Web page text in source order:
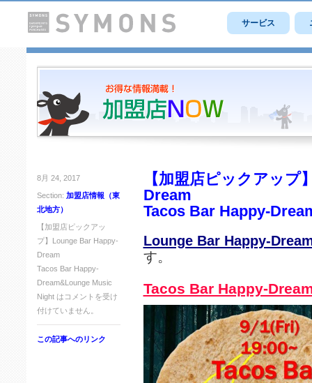
サービス
8月 24, 2017
Section: 加盟店情報（東
北地方）
【加盟店ピックアッ
プ】Lounge Bar Happy-
Dream
Tacos Bar Happy-
Dream&Lounge Music
Night は コメントを受け
付けていません。
この記事へのリンク
【加盟店ピックアッ
Dream
Tacos Bar Happy-
Lounge Bar Happy-
す。
Tacos Bar Happy-